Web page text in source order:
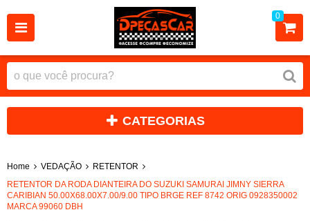
0
CATEGORIAS
Home VEDAÇÃO
RETENTOR
RETENTOR DA RODA DIANTEIRA DO SUZUKI SAMURAI JIMNY SIERRA
CARIBIAN 50.00X68.00X7.00/9.00 TIPO BRGE REF 8742 ORIG 0928350002
MARCA 99060 DBH